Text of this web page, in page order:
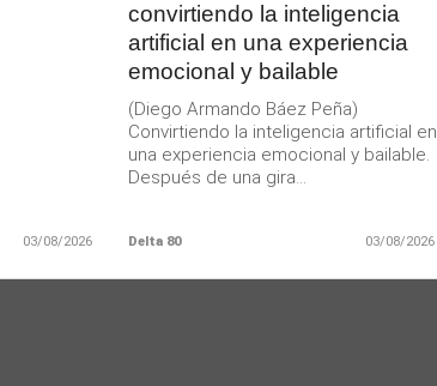
03/08/2026
convirtiendo la inteligencia
artificial en una experiencia
emocional y bailable
(Diego Armando Báez Peña)
Convirtiendo la inteligencia artificial en
una experiencia emocional y bailable.
Después de una gira...
Delta 80 03/08/2026